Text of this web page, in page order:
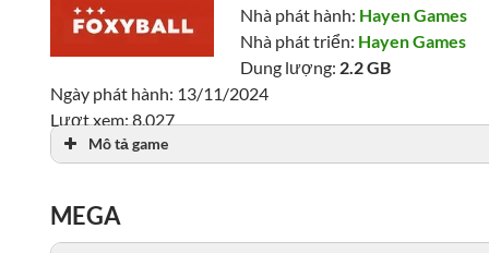
Nhà phát hành: Hayen Games
Nhà phát triển: Hayen Games
Dung lượng: 2.2 GB
Ngày phát hành: 13/11/2024
Lượt xem: 8,027
Mô tả game
MEGA